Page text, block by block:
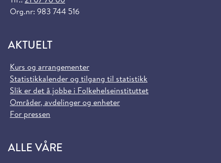
Org.nr: 983 744 516
AKTUELT
Kurs og arrangementer
Statistikkalender og tilgang til statistikk
Slik er det å jobbe i Folkehelseinstituttet
Områder, avdelinger og enheter
For pressen
ALLE VÅRE